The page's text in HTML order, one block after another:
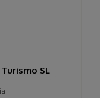
SL